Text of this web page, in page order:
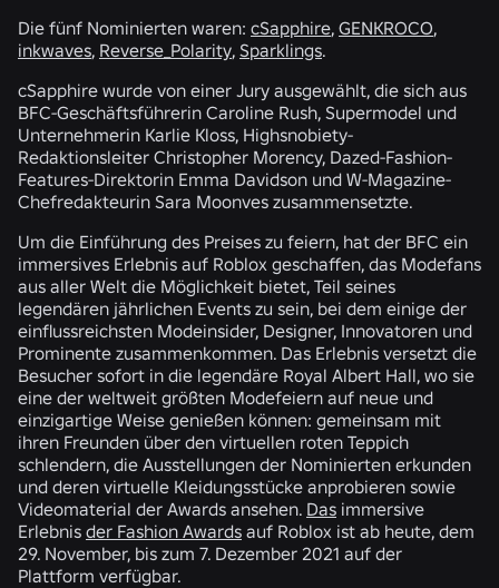
Die fünf Nominierten waren: cSapphire, GENKROCO,
inkwaves, Reverse_Polarity, Sparklings.
cSapphire wurde von einer Jury ausgewählt, die sich aus
BFC-Geschäftsführerin Caroline Rush, Supermodel und
Unternehmerin Karlie Kloss, Highsnobiety-
Redaktionsleiter Christopher Morency, Dazed-Fashion-
Features-Direktorin Emma Davidson und W-Magazine-
Chefredakteurin Sara Moonves zusammensetzte.
Um die Einführung des Preises zu feiern, hat der BFC ein
immersives Erlebnis auf Roblox geschaffen, das Modefans
aus aller Welt die Möglichkeit bietet, Teil seines
legendären jährlichen Events zu sein, bei dem einige der
einflussreichsten Modeinsider, Designer, Innovatoren und
Prominente zusammenkommen. Das Erlebnis versetzt die
Besucher sofort in die legendäre Royal Albert Hall, wo sie
eine der weltweit größten Modefeiern auf neue und
einzigartige Weise genießen können: gemeinsam mit
ihren Freunden über den virtuellen roten Teppich
schlendern, die Ausstellungen der Nominierten erkunden
und deren virtuelle Kleidungsstücke anprobieren sowie
Videomaterial der Awards ansehen. Das immersive
Erlebnis der Fashion Awards auf Roblox ist ab heute, dem
29. November, bis zum 7. Dezember 2021 auf der
Plattform verfügbar.